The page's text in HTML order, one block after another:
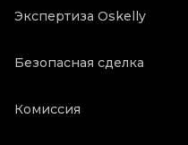
Экспертиза Oskelly
Безопасная сделка
Комиссия